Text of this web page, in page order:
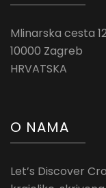
Mlinarska cesta
10000 Zagreb
HRVATSKA
O NAMA
Let’s Discover